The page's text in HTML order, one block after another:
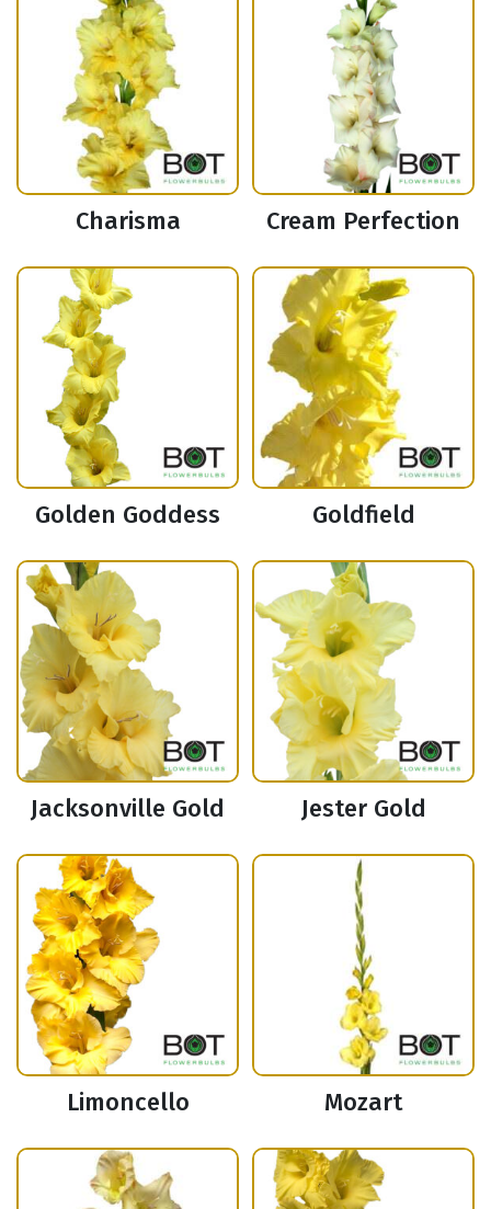
Charisma Cream Perfection
Golden Goddess Goldfield
Jacksonville Gold Jester Gold
Limoncello Mozart